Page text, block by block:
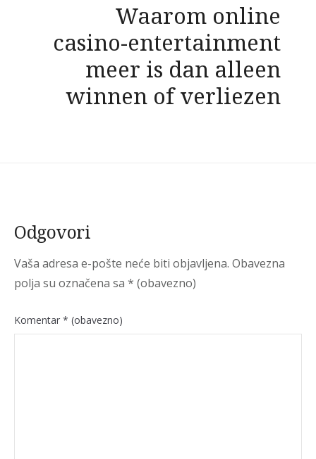
Waarom online
casino-entertainment
meer is dan alleen
winnen of verliezen
Odgovori
Vaša adresa e-pošte neće biti objavljena. Obavezna
polja su označena sa * (obavezno)
Komentar * (obavezno)